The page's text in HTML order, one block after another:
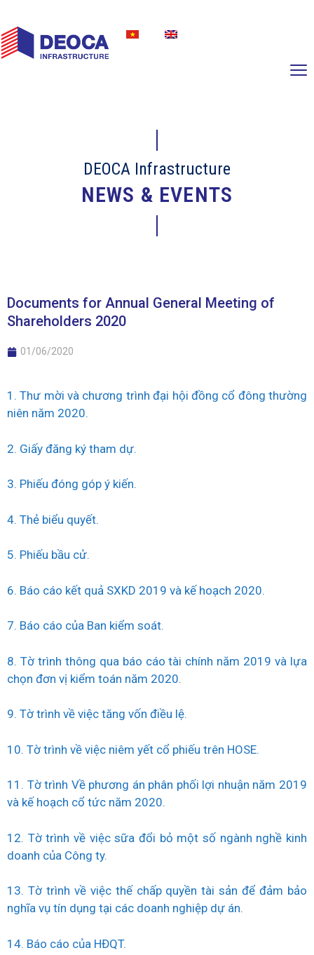
DEOCA Infrastructure
NEWS & EVENTS
Documents for Annual General Meeting of
Shareholders 2020
01/06/2020
1. Thư mời và chương trình đại hội đồng cổ đông thường
niên năm 2020.
2. Giấy đăng ký tham dự.
3. Phiếu đóng góp ý kiến.
4. Thẻ biểu quyết.
5. Phiếu bầu cử.
6. Báo cáo kết quả SXKD 2019 và kế hoạch 2020.
7. Báo cáo của Ban kiểm soát.
8. Tờ trình thông qua báo cáo tài chính năm 2019 và lựa
chọn đơn vị kiểm toán năm 2020.
9. Tờ trình về việc tăng vốn điều lệ.
10. Tờ trình về việc niêm yết cổ phiếu trên HOSE.
11. Tờ trình Về phương án phân phối lợi nhuận năm 2019
và kế hoạch cổ tức năm 2020.
12. Tờ trình về việc sữa đổi bỏ một số ngành nghề kinh
doanh của Công ty.
13. Tờ trình về việc thế chấp quyền tài sản để đảm bảo
nghĩa vụ tín dụng tại các doanh nghiệp dự án.
14. Báo cáo của HĐQT.